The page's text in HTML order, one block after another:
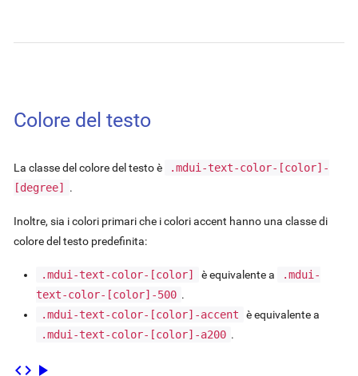
Colore del testo
La classe del colore del testo è .mdui-text-color- [color] -
[degree]
.
Inoltre, sia i colori primari che i colori accent hanno una classe di
colore del testo predefinita:
.mdui-text-color- [color] è equivalente a
.mdui-
text-color- [color] -500 .
.mdui-text-color- [color] -accent
è equivalente a
.mdui-text-color- [color] -a200 .
code play_arrow